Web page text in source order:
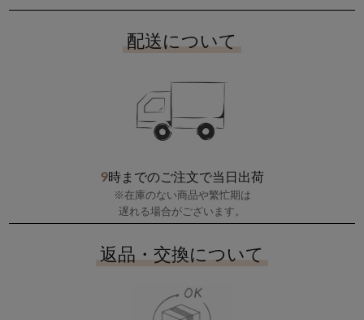
配送について
9時までのご注文で当日出荷
※在庫のない商品や繁忙期は
遅れる場合がございます。
返品・交換について